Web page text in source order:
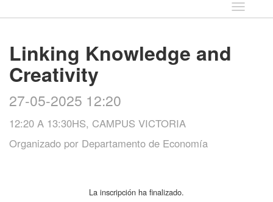
Idioma
Linking Knowledge and
Creativity
27-05-2025 12:20
12:20 A 13:30HS, CAMPUS VICTORIA
Organizado por Departamento de Economía
La inscripción ha finalizado.